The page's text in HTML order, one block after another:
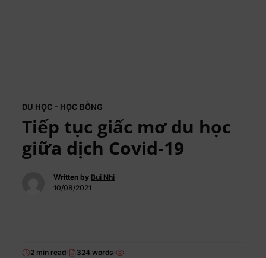
DU HỌC - HỌC BỔNG
Tiếp tục giấc mơ du học
giữa dịch Covid-19
Written by Bui Nhi
10/08/2021
2 min read 324 words